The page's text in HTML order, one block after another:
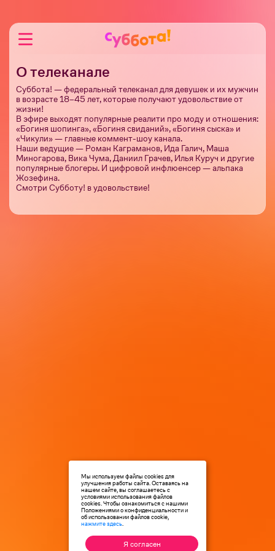
О телеканале
Суббота! — федеральный телеканал для девушек и их мужчин
в возрасте 18–45 лет, которые получают удовольствие от
жизни!
В эфире выходят популярные реалити про моду и отношения:
«Богиня шопинга», «Богиня свиданий», «Богиня сыска» и
«Чикули» — главные коммент-шоу канала.
Наши ведущие — Роман Каграманов, Ида Галич, Маша
Миногарова, Вика Чума, Даниил Грачев, Илья Куруч и другие
популярные блогеры. И цифровой инфлюенсер — альпака
Жозефина.
Смотри Субботу! в удовольствие!
Мы используем файлы cookies для
улучшения работы сайта. Оставаясь на
нашем сайте, вы соглашаетесь с
условиями использования файлов
cookies. Чтобы ознакомиться с нашими
Положениями о конфиденциальности и
об использовании файлов cookie,
нажмите здесь.
Я согласен